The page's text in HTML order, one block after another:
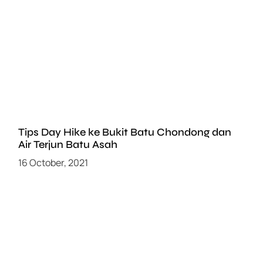
Tips Day Hike ke Bukit Batu Chondong dan
Air Terjun Batu Asah
16 October, 2021